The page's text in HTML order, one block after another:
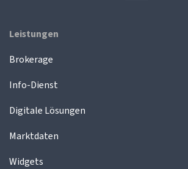
Leistungen
Brokerage
Info-Dienst
Digitale Lösungen
Marktdaten
Widgets